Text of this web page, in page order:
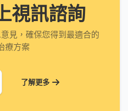
視訊諮詢
見，確保您得到最適合的
療方案
了解更多